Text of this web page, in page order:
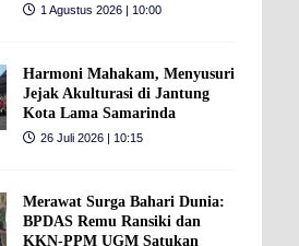
1 Agustus 2026 | 10:00
Harmoni Mahakam, Menyusuri
Jejak Akulturasi di Jantung
Kota Lama Samarinda
26 Juli 2026 | 10:15
Merawat Surga Bahari Dunia:
BPDAS Remu Ransiki dan
KKN-PPM UGM Satukan